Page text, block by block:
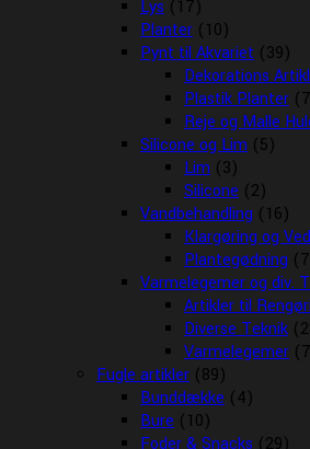
Lys (17)
Planter (10)
Pynt til Akvariet (39)
Dekorations
Plastik Planter
Reje og Malle
Silicone og Lim (5)
Lim (3)
Silicone (2)
Vandbehandling (16)
Klargøring og
Plantegødning
Varmelegemer og div.
Artikler til
Diverse Teknik
Varmelegemer
Fugle artikler (89)
Bunddække (4)
Bure (10)
Foder & Snacks (29)